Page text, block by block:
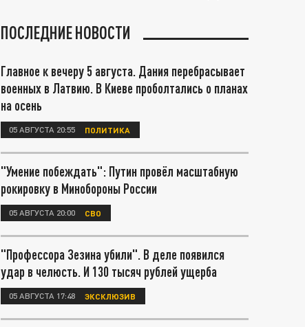
ПОСЛЕДНИЕ НОВОСТИ
Главное к вечеру 5 августа. Дания перебрасывает
военных в Латвию. В Киеве проболтались о планах
на осень
05 АВГУСТА 20:55 ПОЛИТИКА
"Умение побеждать": Путин провёл масштабную
рокировку в Минобороны России
05 АВГУСТА 20:00 СВО
"Профессора Зезина убили". В деле появился
удар в челюсть. И 130 тысяч рублей ущерба
05 АВГУСТА 17:48 ЭКСКЛЮЗИВ